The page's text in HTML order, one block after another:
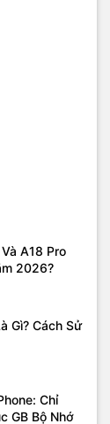
A18 Pro
2026?
Gì? Cách Sử
Chỉ
GB Bộ Nhớ